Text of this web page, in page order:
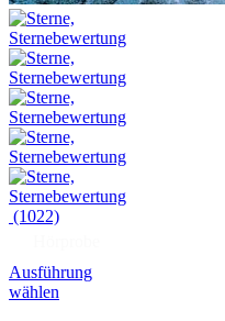
(1022)
Ausführung
wählen